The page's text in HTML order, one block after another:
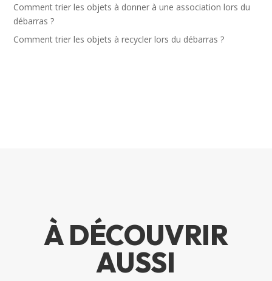
Comment trier les objets à donner à une association lors du
débarras ?
Comment trier les objets à recycler lors du débarras ?
À DÉCOUVRIR
AUSSI